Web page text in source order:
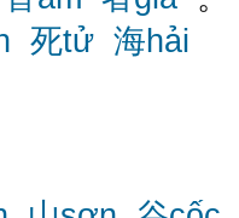
死tử 海hải